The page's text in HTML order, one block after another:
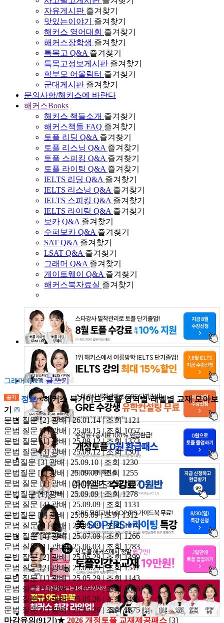
자유게시판 즐겨찾기
맛있는이야기
즐겨찾기
해커스 영어대회 즐겨찾기
해커스장학생 즐겨찾기
특목고 Q&A 즐겨찾기
특목고정보게시판 즐겨찾기
학부모 어울림터 즐겨찾기
군대게시판 즐겨찾기
문의사항/해커스에 바란다
해커스Books
해커스 책들소개 즐겨찾기
해커스책들 FAQ 즐겨찾기
토플 리딩 Q&A 즐겨찾기
토플 리스닝 Q&A 즐겨찾기
토플 스피킹 Q&A 즐겨찾기
토플 라이팅 Q&A 즐겨찾기
IELTS 리딩 Q&A 즐겨찾기
IELTS 리스닝 Q&A 즐겨찾기
IELTS 스피킹 Q&A 즐겨찾기
IELTS 라이팅 Q&A 즐겨찾기
보카 Q&A 즐겨찾기
수퍼보카 Q&A 즐겨찾기
SAT Q&A 즐겨찾기
LSAT Q&A 즐겨찾기
그래머 Q&A 즐겨찾기
게이트웨이 Q&A 즐겨찾기
해커스북자료실 즐겨찾기
그래머 Q&A 글쓰기
정보<해커스 북가이드>토플 영역별·레벨별 교재 모아보
기
문법 질문[2] 광배 | 26.01.14 | 조회 1121
문법 질문 [1] 광배 | 25.09.15 | 조회 1057
문법 질문[1] 광배 | 25.09.12 | 조회 1373
문법 질문[3] 광배 | 25.09.12 | 조회 1301
문법질문[3] 광배 | 25.09.10 | 조회 1230
문법질문 [1] 광배 | 25.09.09 | 조회 1255
문법 질문 [1] 광배 | 25.09.09 | 조회 1157
문법질문[1] 광배 | 25.09.09 | 조회 1278
문법 질문[4] 광배 | 25.09.09 | 조회 1131
문법질문 [1] 광배 | 25.09.09 | 조회 1312
문법 질문[1] 광배 | 25.09.09 | 조회 1476
문법 질문[4] 광배 | 25.07.09 | 조회 1266
문법 질문[1] 광배 | 25.06.03 | 조회 1783
문법 질문[2] 광배 | 25.05.29 | 조회 1499
문법 질문[2] 광배 | 25.05.29 | 조회 1547
문법 질문[1] 광배 | 25.05.29 | 조회 1143
문법 질문[1] 광배 | 25.05.27 | 조회 1606
문법 질문[3] 광배 | 25.05.26 | 조회 1498
문법 질문[1] 광배 | 25.05.26 | 조회 1875
마감유의(91기)★ 2026 개정토플 교재제공패스 [3]